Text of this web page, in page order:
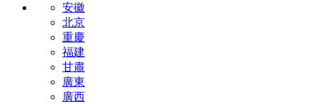
安徽
北京
重慶
福建
甘肅
廣東
廣西